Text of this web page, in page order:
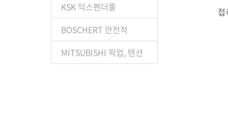
KSK 익스펜더롤
BOSCHERT 안전척
MITSUBISHI 픽업, 텐션
접